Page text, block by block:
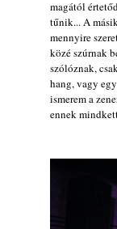
magától
tűnik... A
mennyire
közé szúrnak
szólóznak,
hang, vagy
ismerem a
ennek